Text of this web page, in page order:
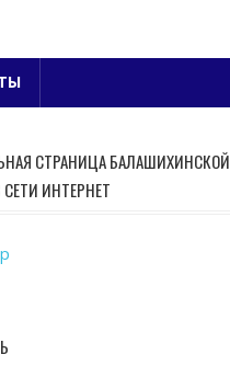
СТРАНИЦА БАЛАШИХИНСКОЙ
ИНТЕРНЕТ